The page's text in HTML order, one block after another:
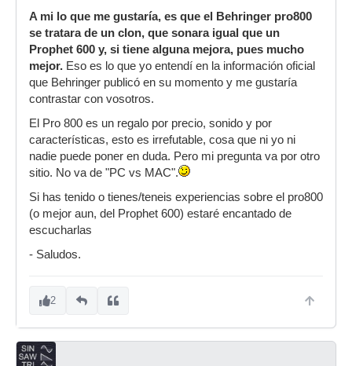
A mi lo que me gustaría, es que el Behringer pro800
se tratara de un clon, que sonara igual que un
Prophet 600 y, si tiene alguna mejora, pues mucho
mejor. Eso es lo que yo entendí en la información oficial
que Behringer publicó en su momento y me gustaría
contrastar con vosotros.
El Pro 800 es un regalo por precio, sonido y por
características, esto es irrefutable, cosa que ni yo ni
nadie puede poner en duda. Pero mi pregunta va por otro
sitio. No va de "PC vs MAC".
Si has tenido o tienes/teneis experiencias sobre el pro800
(o mejor aun, del Prophet 600) estaré encantado de
escucharlas
- Saludos.
2